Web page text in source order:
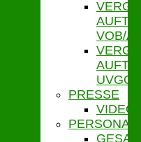
VOB/A
UVGO
PRESSE
VIDEOS